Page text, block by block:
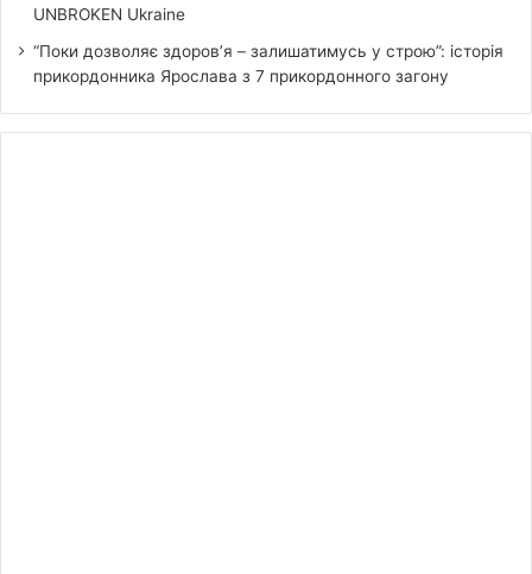
UNBROKEN Ukraine
“Поки дозволяє здоров’я – залишатимусь у строю”: історія
прикордонника Ярослава з 7 прикордонного загону